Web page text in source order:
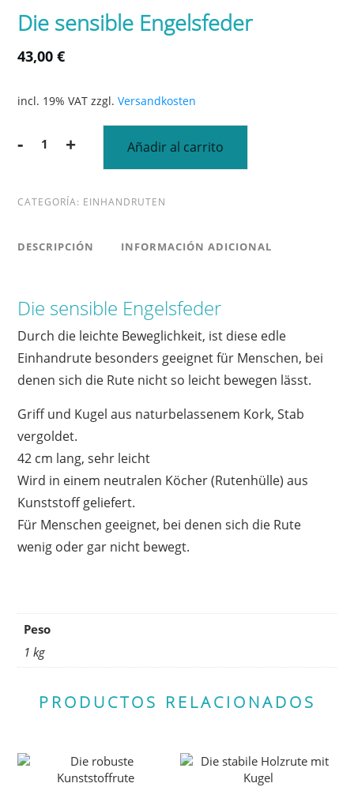
Die sensible Engelsfeder
43,00 €
incl. 19% VAT zzgl. Versandkosten
-
Die
cantidad
+ Añadir al carrito
CATEGORÍA: EINHANDRUTEN
DESCRIPCIÓN INFORMACIÓN ADICIONAL
Die sensible Engelsfeder
Durch die leichte Beweglichkeit, ist diese edle
Einhandrute besonders geeignet für Menschen, bei
denen sich die Rute nicht so leicht bewegen lässt.
Griff und Kugel aus naturbelassenem Kork, Stab
vergoldet.
42 cm lang, sehr leicht
Wird in einem neutralen Köcher (Rutenhülle) aus
Kunststoff geliefert.
Für Menschen geeignet, bei denen sich die Rute
wenig oder gar nicht bewegt.
Peso
1 kg
PRODUCTOS RELACIONADOS